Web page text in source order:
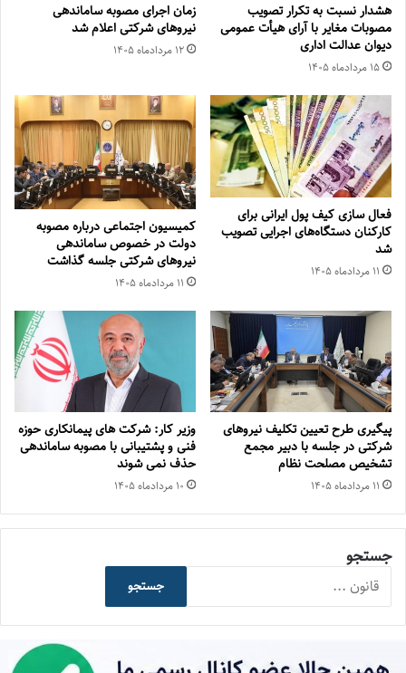
هشدار نسبت به تکرار تصویب
مصوبات مغایر با آرای هیأت عمومی
دیوان عدالت اداری
۱۵ مرداد‌ماه ۱۴۰۵
زمان اجرای مصوبه ساماندهی
نیروهای شرکتی اعلام شد
۱۲ مرداد‌ماه ۱۴۰۵
فعال سازی کیف پول ایرانی برای
کارکنان دستگاه‌های اجرایی تصویب
شد
۱۱ مرداد‌ماه ۱۴۰۵
کمیسیون اجتماعی درباره مصوبه
دولت در خصوص ساماندهی
نیروهای شرکتی جلسه گذاشت
۱۱ مرداد‌ماه ۱۴۰۵
پیگیری طرح تعیین تکلیف نیروهای
شرکتی در جلسه با دبیر مجمع
تشخیص مصلحت نظام
۱۱ مرداد‌ماه ۱۴۰۵
وزیر کار: شرکت های پیمانکاری حوزه
فنی و پشتیبانی با مصوبه ساماندهی
حذف نمی شوند
۱۰ مرداد‌ماه ۱۴۰۵
جستجو
جستجو